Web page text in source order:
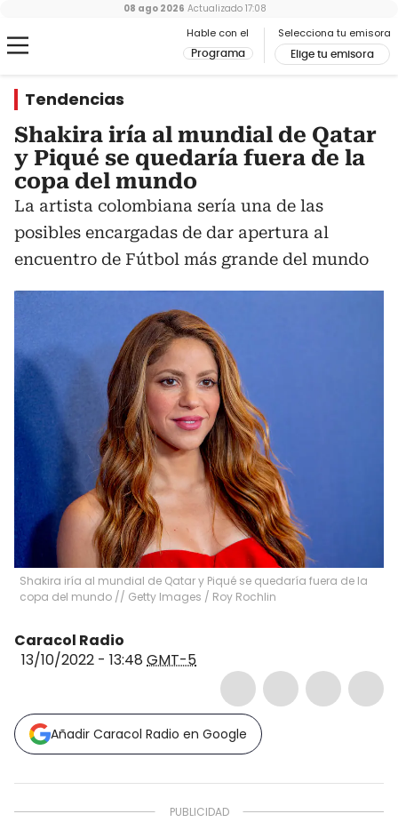
Hable con el
Programa
Selecciona tu emisora
Elige tu emisora
08 ago 2026 Actualizado 17:08
Tendencias
Shakira iría al mundial de Qatar
y Piqué se quedaría fuera de la
copa del mundo
La artista colombiana sería una de las
posibles encargadas de dar apertura al
encuentro de Fútbol más grande del mundo
Shakira iría al mundial de Qatar y Piqué se quedaría fuera de la
copa del mundo // Getty Images / Roy Rochlin
Caracol Radio
13/10/2022 - 13:48 GMT-5
Añadir Caracol Radio en Google